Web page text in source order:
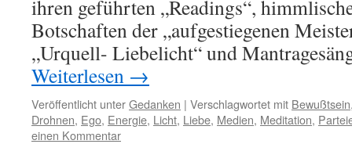
ihren geführten „Readings“,
Botschaften der „aufgestiegenen
„Urquell- Liebelicht“ und
Weiterlesen →
Veröffentlicht unterGedanken | Verschlagwortet mit Bewußtsein
Drohnen, Ego, Energie, Licht, Liebe, Medien, Meditation,
einen Kommentar